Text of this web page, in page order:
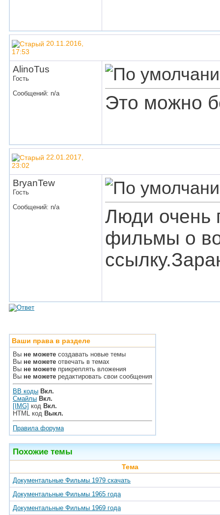
20.11.2016,
17:53
AlinoTus
Гость
Сообщений: n/a
Это можно
22.01.2017,
23:02
BryanTew
Гость
Сообщений: n/a
Люди очень
фильмы о
Ваши права в разделе
Вы не можете создавать новые темы
Вы не можете отвечать в темах
Вы не можете прикреплять вложения
Вы не можете редактировать свои сообщения
BB коды Вкл.
Смайлы Вкл.
[IMG] код Вкл.
HTML код Выкл.
Правила форума
Похожие темы
Тема
Документальные Фильмы 1979 скачать
Документальные Фильмы 1965 года
Документальные Фильмы 1969 года